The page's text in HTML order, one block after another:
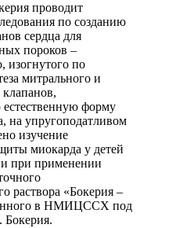
проводит
по созданию
сердца для
пороков –
изогнутого по
митрального и
естественную форму
на упругоподатливом
изучение
миокарда у детей
при применении
раствора «Бокерия –
в НМИЦССХ под
Бокерия.